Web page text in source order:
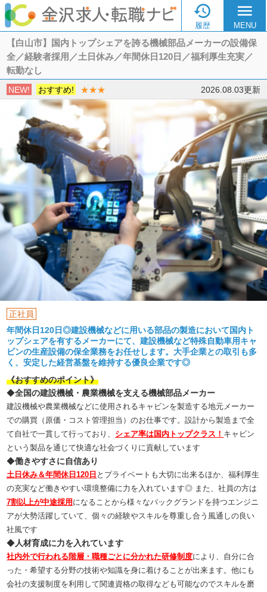

履歴
menu
MENU
【白山市】国内トップシェアを誇る機械部品メーカーの設備保
全／経験者採用／土日休み／年間休日120日／福利厚生充実／
転勤なし
NEW! おすすめ! ★★★ 2026.08.03更新
正社員
年間休日120日◎建設機械などに用いる部品の製造において国内ト
ップシェアを有するメーカーにて、建設機械など特殊自動車用キャ
ビンの生産設備の保全業務をお任せします。大手企業との取引も多
く、安定した経営基盤を維持する優良企業です◎
《おすすめのポイント》
◆全国の建設機械・農業機械を支える機械部品メーカー
建設機械や農業機械などに使用されるキャビンを製造する地元メーカー
での購買（原価・コスト管理担当）のお仕事です。設計から製造まで全
て自社で一貫して行っており、 シェア率は国内トップクラス！ キャビン
という製品を通じて快適な社会づくりに貢献しています
◆働きやすさに自信あり
土日休み＆年間休日120日 とプライベートも大切に出来るほか、福利厚生
の充実など働きやすい環境整備に力を入れています◎ また、社員の方は
7割以上が中途採用 になることから様々なバックグランドを持つエンジニ
アが大勢活躍していて、個々の経験やスキルを尊重し合う 風通しの良い
社風です
◆人材育成に力を入れています
社内外で行われる階層・職種ごとに分かれた研修制度により、自分に合
った・希望する分野の技術や知識を身に着けることが出来ます。他にも
会社の支援制度を利用して関連資格の取得なども可能なのでスキルを磨